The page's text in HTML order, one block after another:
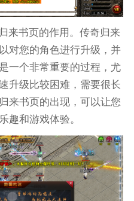
来书页的作用。传奇归来
对您的角色进行升级，并
一个非常重要的过程，尤
升级比较困难，需要很长
来书页的出现，可以让您
趣和游戏体验。